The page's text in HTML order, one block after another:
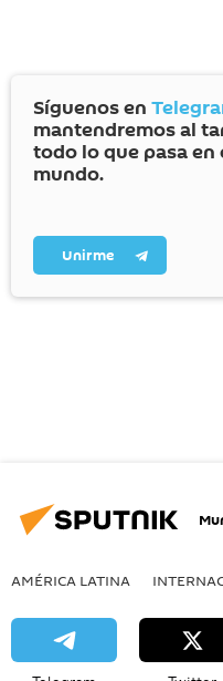
Síguenos en
mantendremos al
todo lo que pasa en
mundo.
Unirme
AMÉRICA LATINA